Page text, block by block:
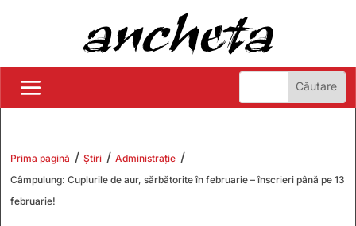
Prima pagină / Știri / Administrație /
Câmpulung: Cuplurile de aur, sărbătorite în februarie – înscrieri până pe 13
februarie!